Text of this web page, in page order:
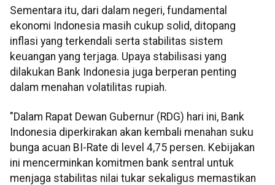
Sementara itu, dari dalam negeri, fundamental
ekonomi Indonesia masih cukup solid, ditopang
inflasi yang terkendali serta stabilitas sistem
keuangan yang terjaga. Upaya stabilisasi yang
dilakukan Bank Indonesia juga berperan penting
dalam menahan volatilitas rupiah.
"Dalam Rapat Dewan Gubernur (RDG) hari ini, Bank
Indonesia diperkirakan akan kembali menahan suku
bunga acuan BI-Rate di level 4,75 persen. Kebijakan
ini mencerminkan komitmen bank sentral untuk
menjaga stabilitas nilai tukar sekaligus memastikan